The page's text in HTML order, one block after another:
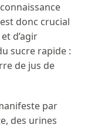
donc crucial
d’agir
sucre rapide :
de jus de
par
des urines